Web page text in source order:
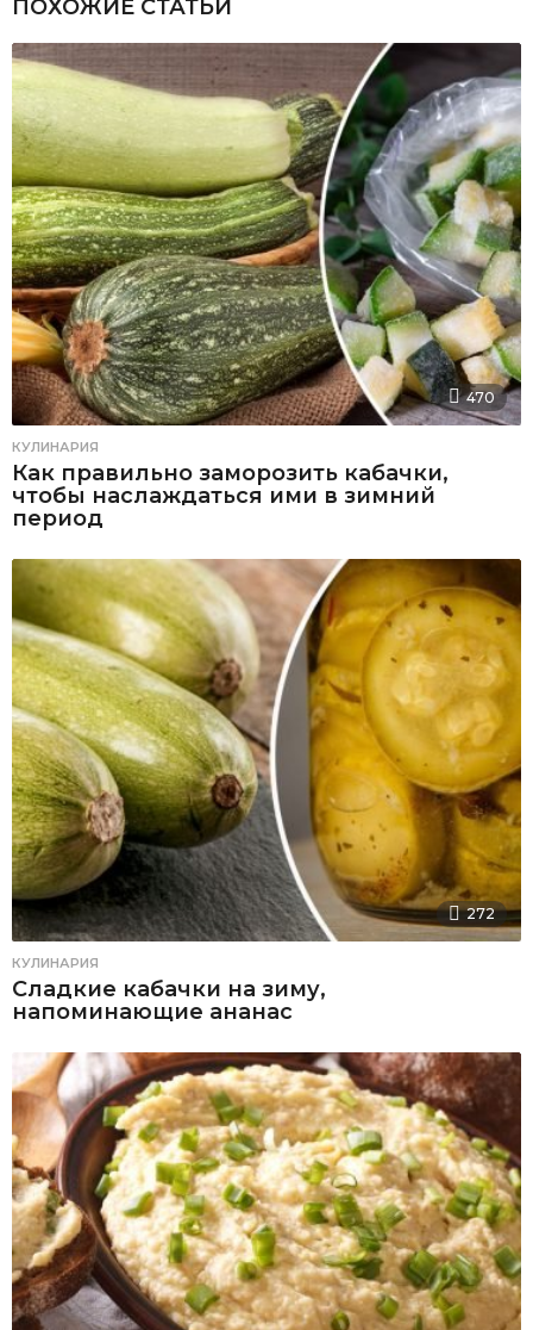
ПОХОЖИЕ СТАТЬИ
470
КУЛИНАРИЯ
Как правильно заморозить кабачки,
чтобы наслаждаться ими в зимний
период
272
КУЛИНАРИЯ
Сладкие кабачки на зиму,
напоминающие ананас